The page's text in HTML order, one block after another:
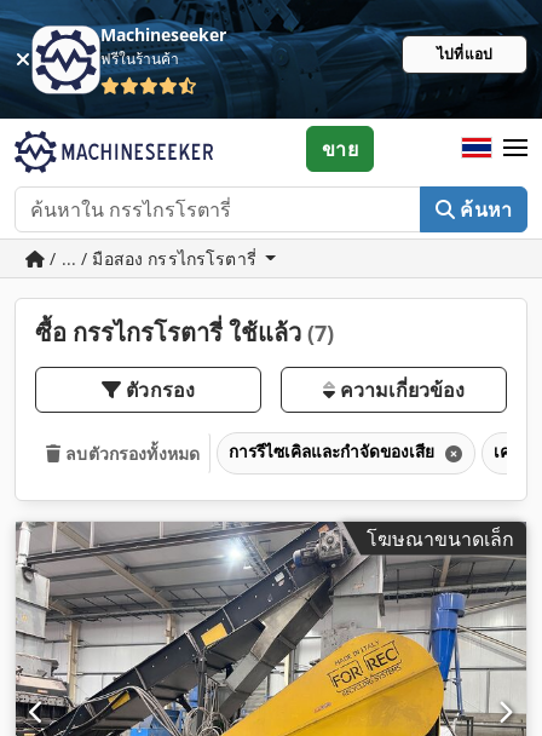
Machineseeker
ฟรีในร้านค้า ไปที่แอป
ค้นหา
ขาย
/ ... / มือสอง กรรไกรโรตารี่
ซื้อ กรรไกรโรตารี่ ใช้แล้ว (7)
ตัวกรอง ความเกี่ยวข้อง
ลบตัวกรองทั้งหมด การรีไซเคิลและกำจัดของเสีย เครื่อ
โฆษณาขนาดเล็ก